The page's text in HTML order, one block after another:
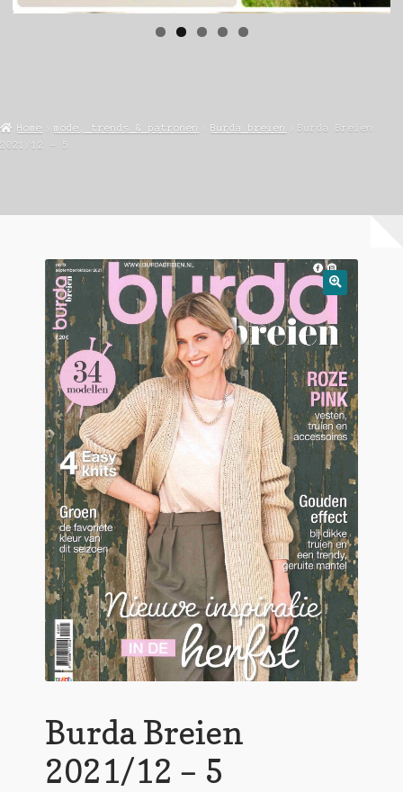
Home mode, trends & patronen Burda breien
Burda Breien
2021/12 – 5
Burda Breien
2021/12 – 5